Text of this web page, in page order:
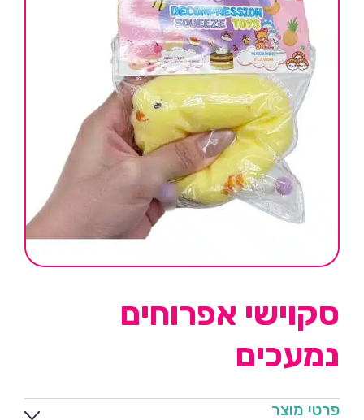
סקוישי אפרוחים
נמעכים
פרטי מוצר